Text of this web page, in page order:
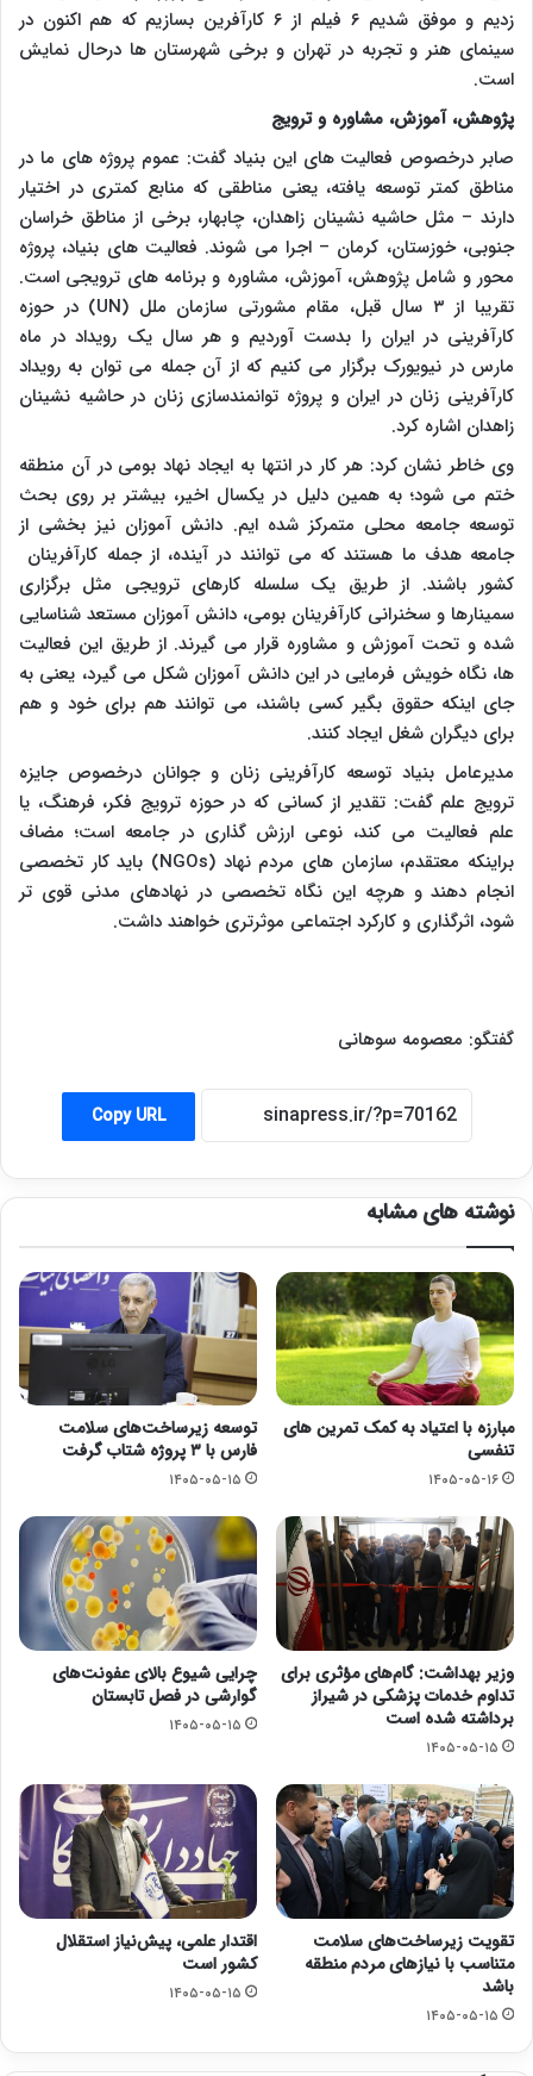
زدیم و موفق شدیم ۶ فیلم از ۶ کارآفرین بسازیم که هم اکنون در
سینمای هنر و تجربه در تهران و برخی شهرستان ها درحال نمایش
است.
پژوهش، آموزش، مشاوره و ترویج
صابر درخصوص فعالیت های این بنیاد گفت: عموم پروژه های ما در
مناطق کمتر توسعه یافته، یعنی مناطقی که منابع کمتری در اختیار
دارند – مثل حاشیه نشینان زاهدان، چابهار، برخی از مناطق خراسان
جنوبی، خوزستان، کرمان – اجرا می شوند. فعالیت های بنیاد، پروژه
محور و شامل پژوهش، آموزش، مشاوره و برنامه های ترویجی است.
تقریبا از ۳ سال قبل، مقام مشورتی سازمان ملل
(UN) در حوزه
کارآفرینی در ایران را بدست آوردیم و هر سال یک رویداد در ماه
مارس در نیویورک برگزار می کنیم که از آن جمله می توان به رویداد
کارآفرینی زنان در ایران و پروژه توانمندسازی زنان در حاشیه نشینان
زاهدان اشاره کرد.
وی خاطر نشان کرد: هر کار در انتها به ایجاد نهاد بومی در آن منطقه
ختم می شود؛ به همین دلیل در یکسال اخیر، بیشتر بر روی بحث
توسعه جامعه محلی متمرکز شده ایم. دانش آموزان نیز بخشی از
جامعه هدف ما هستند که می توانند در آینده، از جمله کارآفرینان
کشور باشند. از طریق یک سلسله کارهای ترویجی مثل برگزاری
سمینارها و سخنرانی کارآفرینان بومی، دانش آموزان مستعد شناسایی
شده و تحت آموزش و مشاوره قرار می گیرند. از طریق این فعالیت
ها، نگاه خویش فرمایی در این دانش آموزان شکل می گیرد، یعنی به
جای اینکه حقوق بگیر کسی باشند، می توانند هم برای خود و هم
برای دیگران شغل ایجاد کنند.
مدیرعامل بنیاد توسعه کارآفرینی زنان و جوانان درخصوص جایزه
ترویج علم گفت: تقدیر از کسانی که در حوزه ترویج فکر، فرهنگ، یا
علم فعالیت می کند، نوعی ارزش گذاری در جامعه است؛ مضاف
براینکه معتقدم، سازمان های مردم نهاد (NGOs) باید کار تخصصی
انجام دهند و هرچه این نگاه تخصصی در نهادهای مدنی قوی تر
شود، اثرگذاری و کارکرد اجتماعی موثرتری خواهند داشت.
گفتگو: معصومه سوهانی
Copy URL
نوشته های مشابه
مبارزه با اعتیاد به کمک تمرین های
تنفسی
۱۴۰۵-۰۵-۱۶
توسعه زیرساخت‌های سلامت
فارس با ۳ پروژه شتاب گرفت
۱۴۰۵-۰۵-۱۵
وزیر بهداشت: گام‌های مؤثری برای
تداوم خدمات پزشکی در شیراز
برداشته شده است
۱۴۰۵-۰۵-۱۵
چرایی شیوع بالای عفونت‌های
گوارشی در فصل تابستان
۱۴۰۵-۰۵-۱۵
تقویت زیرساخت‌های سلامت
متناسب با نیازهای مردم منطقه
باشد
۱۴۰۵-۰۵-۱۵
اقتدار علمی، پیش‌نیاز استقلال
کشور است
۱۴۰۵-۰۵-۱۵